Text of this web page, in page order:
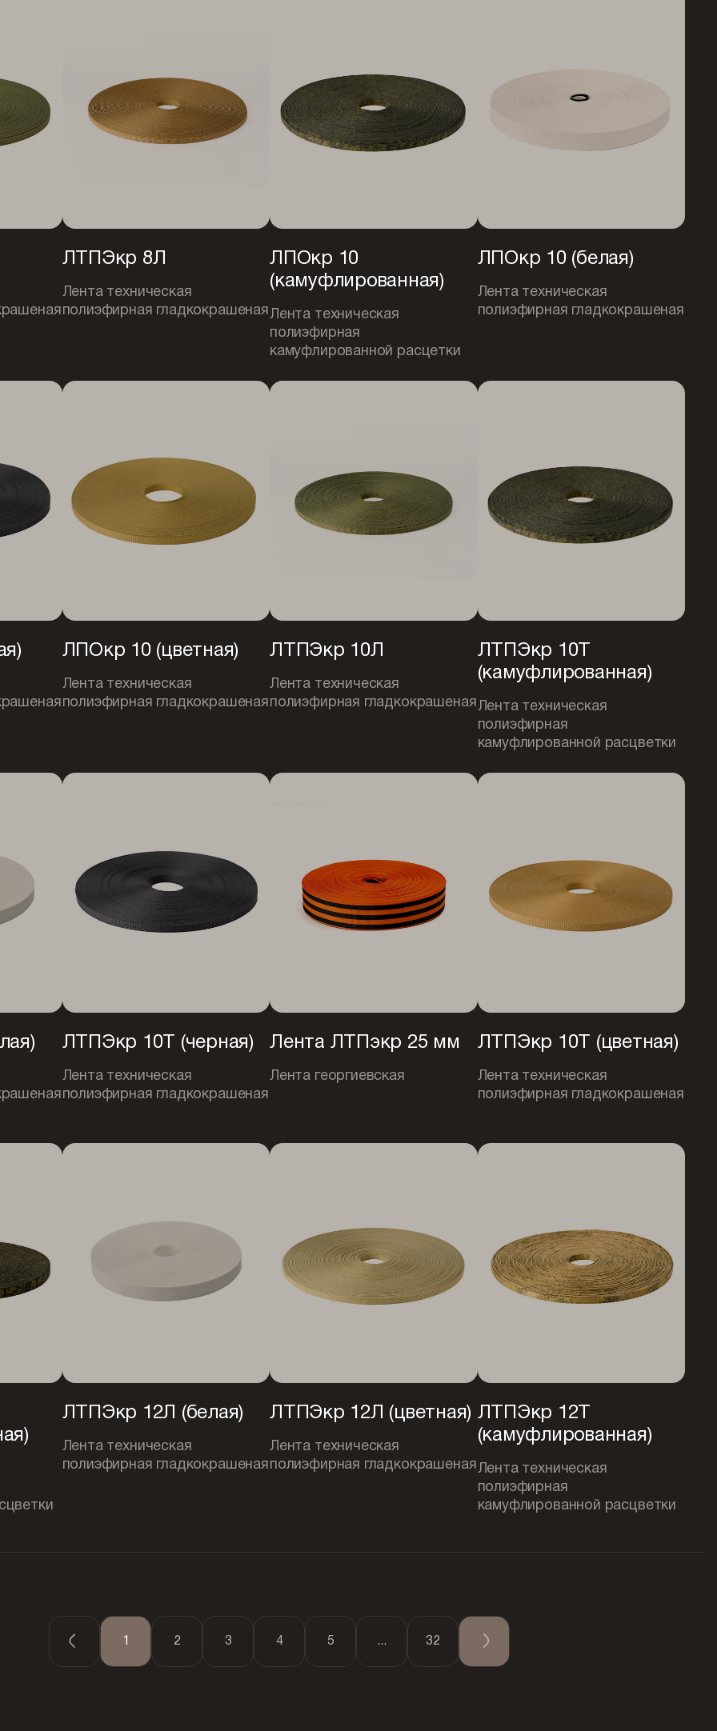
ЛТПЭкр 8Л
Лента техническая
полиэфирная гладкокрашеная
ЛПОкр 10
(камуфлированная)
Лента техническая
полиэфирная
камуфлированной расцетки
ЛПОкр 10 (белая)
Лента техническая
полиэфирная гладкокрашеная
ЛПОкр 10 (цветная)
Лента техническая
полиэфирная гладкокрашеная
ЛТПЭкр 10Л
Лента техническая
полиэфирная гладкокрашеная
ЛТПЭкр 10Т
(камуфлированная)
Лента техническая
полиэфирная
камуфлированной расцветки
ЛТПЭкр 10Т (черная)
Лента техническая
полиэфирная гладкокрашеная
Лента ЛТПэкр 25 мм
Лента георгиевская
ЛТПЭкр 10Т (цветная)
Лента техническая
полиэфирная гладкокрашеная
ЛТПЭкр 12Л (белая)
Лента техническая
полиэфирная гладкокрашеная
ЛТПЭкр 12Л (цветная)
Лента техническая
полиэфирная гладкокрашеная
ЛТПЭкр 12Т
(камуфлированная)
Лента техническая
полиэфирная
камуфлированной расцветки
1 2 3 4 5 ... 32